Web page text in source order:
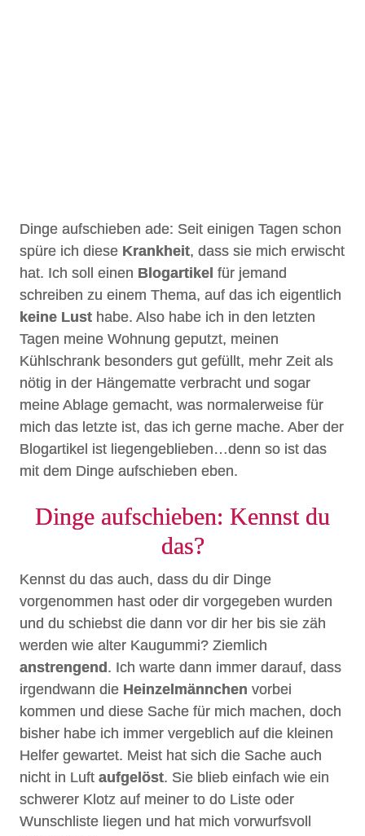
Dinge aufschieben ade: Seit einigen Tagen schon
spüre ich diese Krankheit, dass sie mich erwischt
hat. Ich soll einen Blogartikel für jemand
schreiben zu einem Thema, auf das ich eigentlich
keine Lust habe. Also habe ich in den letzten
Tagen meine Wohnung geputzt, meinen
Kühlschrank besonders gut gefüllt, mehr Zeit als
nötig in der Hängematte verbracht und sogar
meine Ablage gemacht, was normalerweise für
mich das letzte ist, das ich gerne mache. Aber der
Blogartikel ist liegengeblieben…denn so ist das
mit dem Dinge aufschieben eben.
Dinge aufschieben: Kennst du
das?
Kennst du das auch, dass du dir Dinge
vorgenommen hast oder dir vorgegeben wurden
und du schiebst die dann vor dir her bis sie zäh
werden wie alter Kaugummi? Ziemlich
anstrengend. Ich warte dann immer darauf, dass
irgendwann die Heinzelmännchen vorbei
kommen und diese Sache für mich machen, doch
bisher habe ich immer vergeblich auf die kleinen
Helfer gewartet. Meist hat sich die Sache auch
nicht in Luft aufgelöst. Sie blieb einfach wie ein
schwerer Klotz auf meiner to do Liste oder
Wunschliste liegen und hat mich vorwurfsvoll